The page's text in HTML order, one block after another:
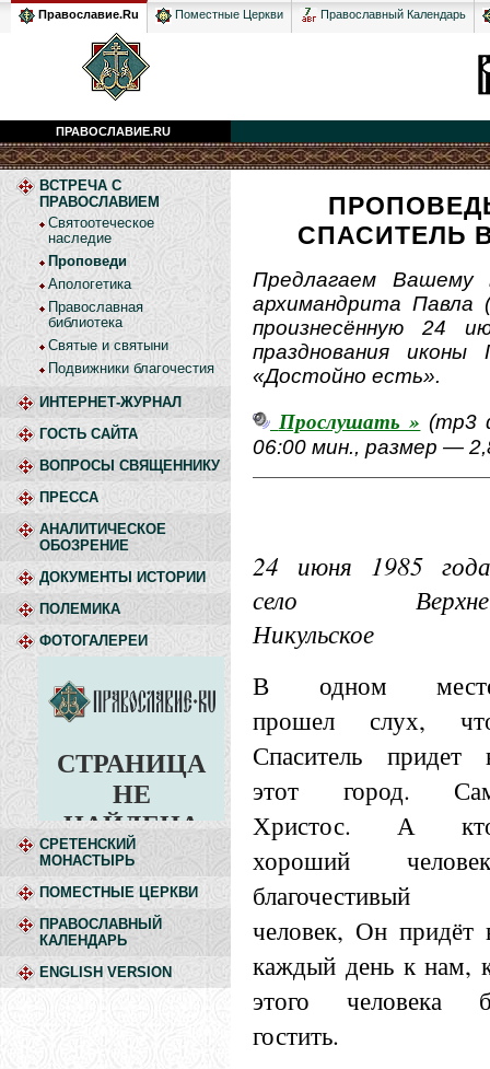
Православие.Ru Поместные Церкви Православный Календарь
ПРАВОСЛАВИЕ.RU
ВСТРЕЧА С
ПРАВОСЛАВИЕМ
Святоотеческое
наследие
Проповеди
Апологетика
Православная
библиотека
Святые и святыни
Подвижники благочестия
ИНТЕРНЕТ-ЖУРНАЛ
ГОСТЬ САЙТА
ВОПРОСЫ СВЯЩЕННИКУ
ПРЕССА
АНАЛИТИЧЕСКОЕ
ОБОЗРЕНИЕ
ДОКУМЕНТЫ ИСТОРИИ
ПОЛЕМИКА
ФОТОГАЛЕРЕИ
СРЕТЕНСКИЙ
МОНАСТЫРЬ
ПОМЕСТНЫЕ ЦЕРКВИ
ПРАВОСЛАВНЫЙ
КАЛЕНДАРЬ
ENGLISH VERSION
СПАСИТЕЛЬ
Предлагаем Вашему
архимандрита Павла
произнесённую 24
празднования иконы
«Достойно есть».
Прослушать » (mp3
06:00 мин., размер —
24 июня 1985
село
Никульское
В одном
прошел слух,
Спаситель придет
этот город.
Христос. А
хороший
благочестивый
человек, Он
каждый день к нам,
этого человека
гостить.